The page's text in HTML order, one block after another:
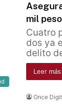
mil
Cuatro
dos ya
delito
Leer más
Once